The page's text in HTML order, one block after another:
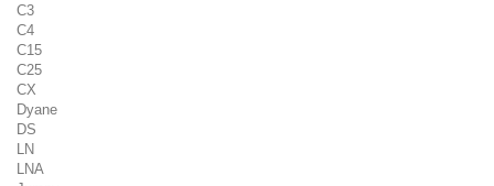
C3
C4
C15
C25
CX
Dyane
DS
LN
LNA